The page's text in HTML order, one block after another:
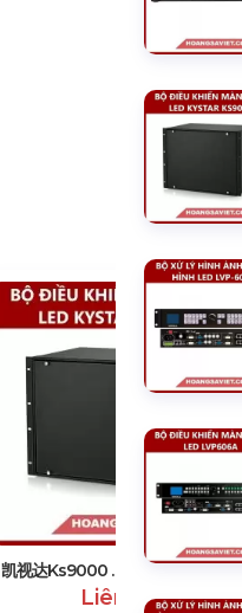
凯视达Ks9000 . LED显示屏控制器
Liên hệ